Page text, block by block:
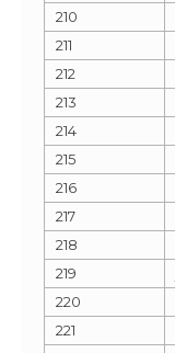
210
211
212
213
214
215
216
217
218
219
220
221